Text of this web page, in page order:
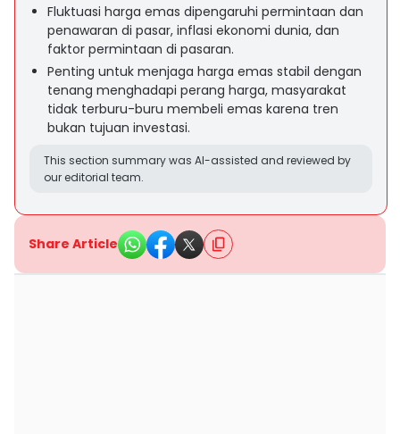
Fluktuasi harga emas dipengaruhi permintaan dan
penawaran di pasar, inflasi ekonomi dunia, dan
faktor permintaan di pasaran.
Penting untuk menjaga harga emas stabil dengan
tenang menghadapi perang harga, masyarakat
tidak terburu-buru membeli emas karena tren
bukan tujuan investasi.
This section summary was AI-assisted and reviewed by
our editorial team.
Share Article